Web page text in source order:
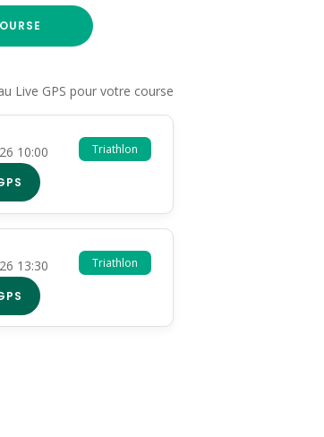
Live GPS pour votre course
Triathlon
10:00
Triathlon
13:30